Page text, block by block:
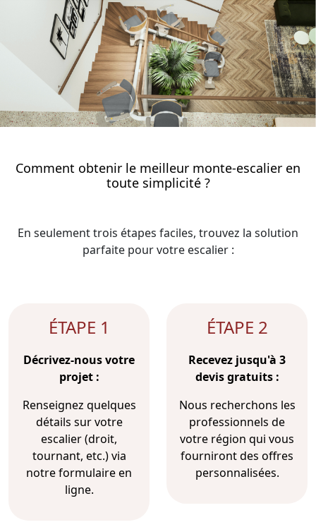
Comment obtenir le meilleur monte-escalier en
toute simplicité ?
En seulement trois étapes faciles, trouvez la solution
parfaite pour votre escalier :
ÉTAPE 1
Décrivez-nous votre
projet :
Renseignez quelques
détails sur votre
escalier (droit,
tournant, etc.) via
notre formulaire en
ligne.
ÉTAPE 2
Recevez jusqu'à 3
devis gratuits :
Nous recherchons les
professionnels de
votre région qui vous
fourniront des offres
personnalisées.